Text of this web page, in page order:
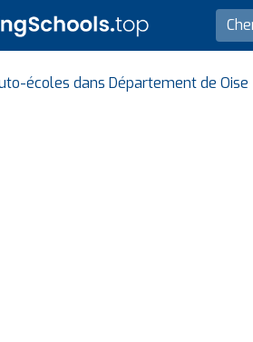
écoles dans Département de Oise